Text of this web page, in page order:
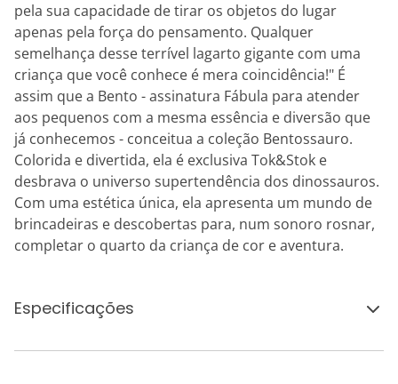
pela sua capacidade de tirar os objetos do lugar
apenas pela força do pensamento. Qualquer
semelhança desse terrível lagarto gigante com uma
criança que você conhece é mera coincidência!" É
assim que a Bento - assinatura Fábula para atender
aos pequenos com a mesma essência e diversão que
já conhecemos - conceitua a coleção Bentossauro.
Colorida e divertida, ela é exclusiva Tok&Stok e
desbrava o universo supertendência dos dinossauros.
Com uma estética única, ela apresenta um mundo de
brincadeiras e descobertas para, num sonoro rosnar,
completar o quarto da criança de cor e aventura.
Especificações